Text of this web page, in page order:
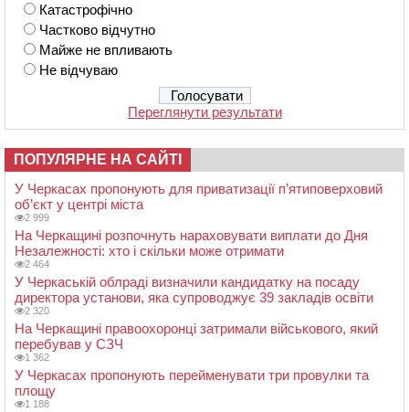
Катастрофічно
Частково відчутно
Майже не впливають
Не відчуваю
Переглянути результати
ПОПУЛЯРНЕ НА САЙТІ
У Черкасах пропонують для приватизації п’ятиповерховий
об’єкт у центрі міста
2 999
На Черкащині розпочнуть нараховувати виплати до Дня
Незалежності: хто і скільки може отримати
2 464
У Черкаській облраді визначили кандидатку на посаду
директора установи, яка супроводжує 39 закладів освіти
2 320
На Черкащині правоохоронці затримали військового, який
перебував у СЗЧ
1 362
У Черкасах пропонують перейменувати три провулки та
площу
1 188